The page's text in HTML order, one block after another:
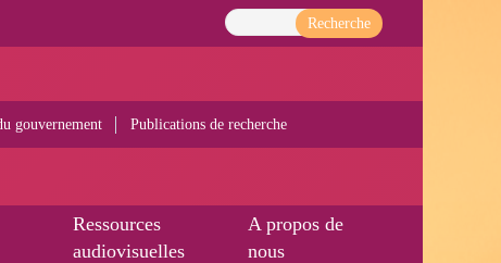
Recherche
gouvernement Publications de recherche
Ressources
audiovisuelles
A propos de
nous